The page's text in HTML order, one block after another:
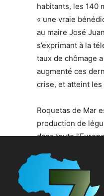
habitants, les 140
« une vraie
au maire José
s’exprimant à la
taux de chômage
augmenté ces
crise, et atteint
Roquetas de Mar
production de
dans toute
cause des